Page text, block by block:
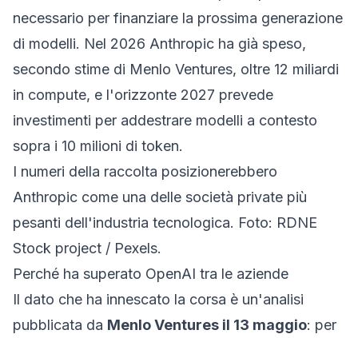
necessario per finanziare la prossima generazione
di modelli. Nel 2026 Anthropic ha già speso,
secondo stime di Menlo Ventures, oltre 12 miliardi
in compute, e l'orizzonte 2027 prevede
investimenti per addestrare modelli a contesto
sopra i 10 milioni di token.
I numeri della raccolta posizionerebbero
Anthropic come una delle società private più
pesanti dell'industria tecnologica. Foto: RDNE
Stock project / Pexels.
Perché ha superato OpenAI tra le aziende
Il dato che ha innescato la corsa è un'analisi
pubblicata da Menlo Ventures il 13 maggio: per